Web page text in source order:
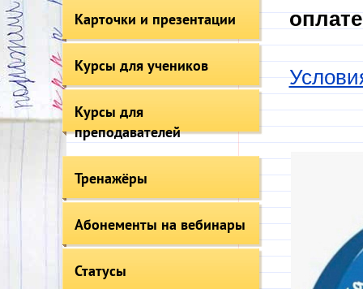
Карточки и презентации
Курсы для учеников
Курсы для
преподавателей
Тренажёры
Абонементы на вебинары
Статусы